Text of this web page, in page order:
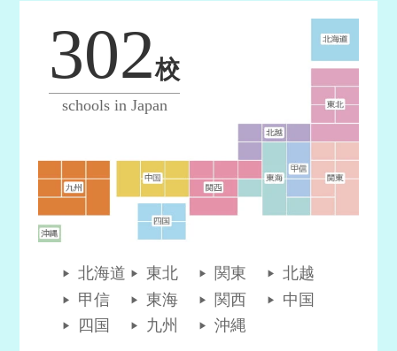
北海道 東北 関東
北越
甲信
東海 関西
中国
四国
九州 沖縄
302校
schools in Japan